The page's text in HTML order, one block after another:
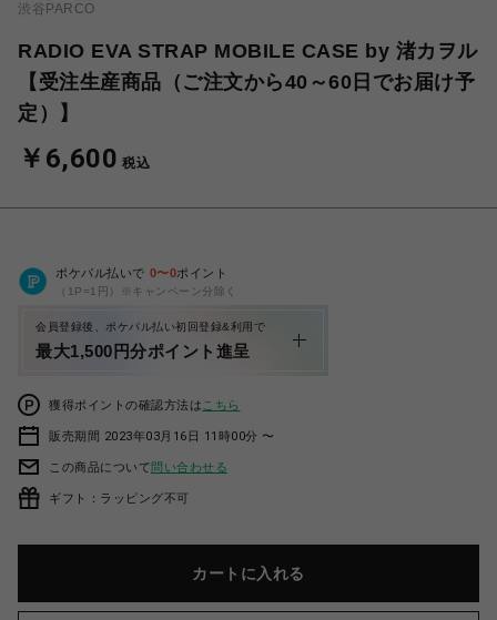
渋谷PARCO
RADIO EVA STRAP MOBILE CASE by 渚カヲル
【受注生産商品（ご注文から40～60日でお届け予
定）】
￥6,600 税込
ポケパル払いで 0〜0ポイント
（1P=1円）※キャンペーン分除く
会員登録後、ポケパル払い初回登録&利用で
最大1,500円分ポイント進呈
獲得ポイントの確認方法は こちら
販売期間 2023年03月16日 11時00分 〜
この商品について問い合わせる
ギフト：ラッピング不可
カートに入れる